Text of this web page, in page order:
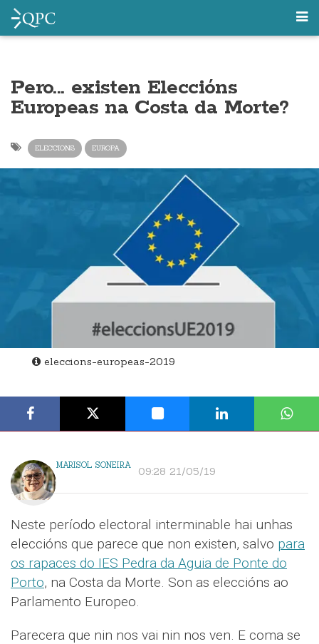
Pero... existen Eleccións
Europeas na Costa da Morte?
ELECCIONS EUROPA
eleccions-europeas-2019
MARISOL SONEIRA 09:28 21/05/19
Neste período electoral interminable hai unhas
eleccións que parece que non existen, salvo para
os rapaces do IES Pedra da Aguia de Ponte do
Porto, na Costa da Morte. Son as eleccións ao
Parlamento Europeo.
Parecera que nin nos vai nin nos ven. E coma se